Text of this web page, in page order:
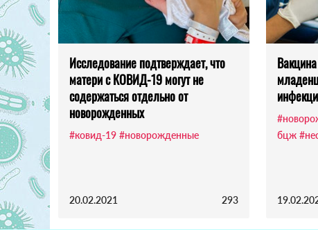
Исследование подтверждает, что
матери с КОВИД-19 могут не
содержаться отдельно от
новорожденных
#ковид-19 #новорожденные
20.02.2021 293
бцж